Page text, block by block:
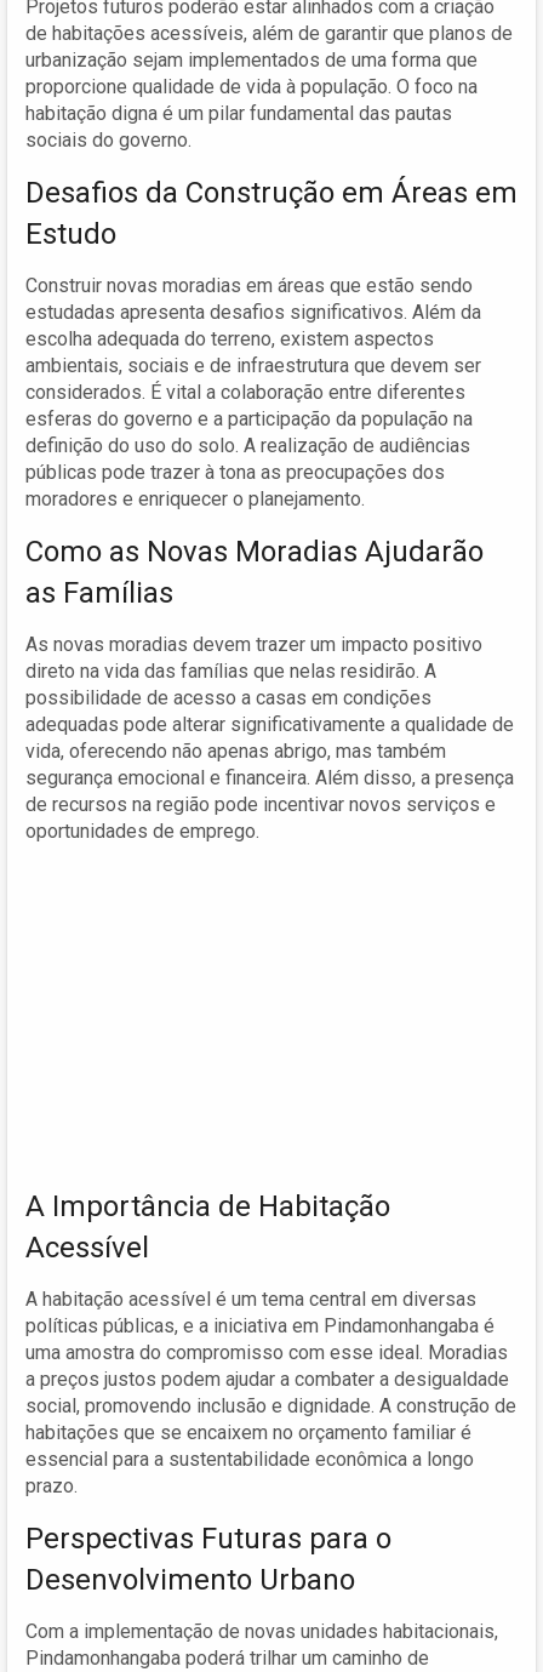
Projetos futuros poderão estar alinhados com a criação
de habitações acessíveis, além de garantir que planos de
urbanização sejam implementados de uma forma que
proporcione qualidade de vida à população. O foco na
habitação digna é um pilar fundamental das pautas
sociais do governo.
Desafios da Construção em Áreas em
Estudo
Construir novas moradias em áreas que estão sendo
estudadas apresenta desafios significativos. Além da
escolha adequada do terreno, existem aspectos
ambientais, sociais e de infraestrutura que devem ser
considerados. É vital a colaboração entre diferentes
esferas do governo e a participação da população na
definição do uso do solo. A realização de audiências
públicas pode trazer à tona as preocupações dos
moradores e enriquecer o planejamento.
Como as Novas Moradias Ajudarão
as Famílias
As novas moradias devem trazer um impacto positivo
direto na vida das famílias que nelas residirão. A
possibilidade de acesso a casas em condições
adequadas pode alterar significativamente a qualidade de
vida, oferecendo não apenas abrigo, mas também
segurança emocional e financeira. Além disso, a presença
de recursos na região pode incentivar novos serviços e
oportunidades de emprego.
A Importância de Habitação
Acessível
A habitação acessível é um tema central em diversas
políticas públicas, e a iniciativa em Pindamonhangaba é
uma amostra do compromisso com esse ideal. Moradias
a preços justos podem ajudar a combater a desigualdade
social, promovendo inclusão e dignidade. A construção de
habitações que se encaixem no orçamento familiar é
essencial para a sustentabilidade econômica a longo
prazo.
Perspectivas Futuras para o
Desenvolvimento Urbano
Com a implementação de novas unidades habitacionais,
Pindamonhangaba poderá trilhar um caminho de